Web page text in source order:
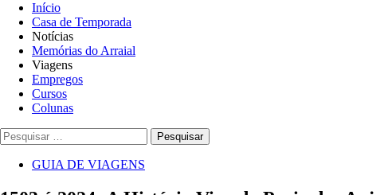
Início
Casa de Temporada
Notícias
Memórias do Arraial
Viagens
Empregos
Cursos
Colunas
Pesquisar
por:
GUIA DE VIAGENS